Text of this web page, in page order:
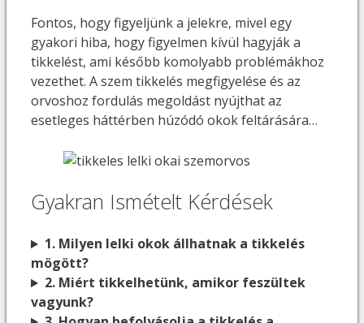
Fontos, hogy figyeljünk a jelekre, mivel egy
gyakori hiba, hogy figyelmen kívül hagyják a
tikkelést, ami később komolyabb problémákhoz
vezethet. A szem tikkelés megfigyelése és az
orvoshoz fordulás megoldást nyújthat az
esetleges háttérben húzódó okok feltárására…
Gyakran Ismételt Kérdések
1. Milyen lelki okok állhatnak a tikkelés
mögött?
2. Miért tikkelhetünk, amikor feszültek
vagyunk?